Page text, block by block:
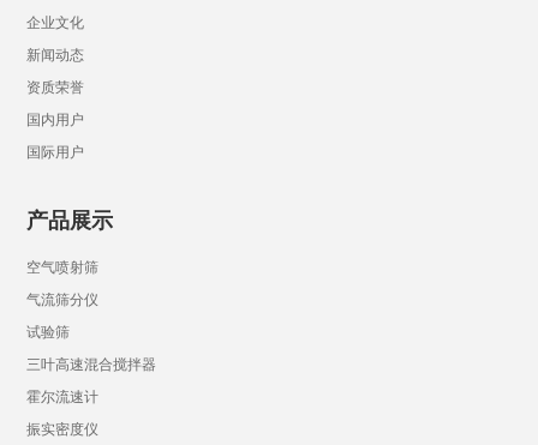
企业文化
新闻动态
资质荣誉
国内用户
国际用户
产品展示
空气喷射筛
气流筛分仪
试验筛
三叶高速混合搅拌器
霍尔流速计
振实密度仪